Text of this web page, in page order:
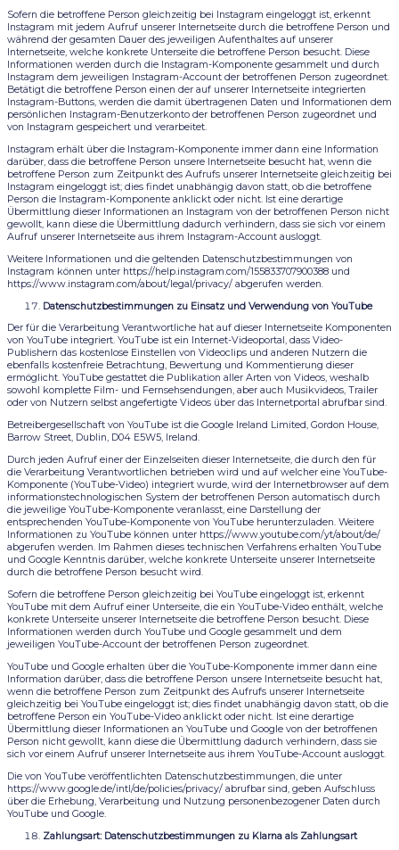
Sofern die betroffene Person gleichzeitig bei Instagram eingeloggt ist, erkennt
Instagram mit jedem Aufruf unserer Internetseite durch die betroffene Person und
während der gesamten Dauer des jeweiligen Aufenthaltes auf unserer
Internetseite, welche konkrete Unterseite die betroffene Person besucht. Diese
Informationen werden durch die Instagram-Komponente gesammelt und durch
Instagram dem jeweiligen Instagram-Account der betroffenen Person zugeordnet.
Betätigt die betroffene Person einen der auf unserer Internetseite integrierten
Instagram-Buttons, werden die damit übertragenen Daten und Informationen dem
persönlichen Instagram-Benutzerkonto der betroffenen Person zugeordnet und
von Instagram gespeichert und verarbeitet.
Instagram erhält über die Instagram-Komponente immer dann eine Information
darüber, dass die betroffene Person unsere Internetseite besucht hat, wenn die
betroffene Person zum Zeitpunkt des Aufrufs unserer Internetseite gleichzeitig bei
Instagram eingeloggt ist; dies findet unabhängig davon statt, ob die betroffene
Person die Instagram-Komponente anklickt oder nicht. Ist eine derartige
Übermittlung dieser Informationen an Instagram von der betroffenen Person nicht
gewollt, kann diese die Übermittlung dadurch verhindern, dass sie sich vor einem
Aufruf unserer Internetseite aus ihrem Instagram-Account ausloggt.
Weitere Informationen und die geltenden Datenschutzbestimmungen von
Instagram können unter https://help.instagram.com/155833707900388 und
https://www.instagram.com/about/legal/privacy/ abgerufen werden.
Datenschutzbestimmungen zu Einsatz und Verwendung von YouTube
Der für die Verarbeitung Verantwortliche hat auf dieser Internetseite Komponenten
von YouTube integriert. YouTube ist ein Internet-Videoportal, dass Video-
Publishern das kostenlose Einstellen von Videoclips und anderen Nutzern die
ebenfalls kostenfreie Betrachtung, Bewertung und Kommentierung dieser
ermöglicht. YouTube gestattet die Publikation aller Arten von Videos, weshalb
sowohl komplette Film- und Fernsehsendungen, aber auch Musikvideos, Trailer
oder von Nutzern selbst angefertigte Videos über das Internetportal abrufbar sind.
Betreibergesellschaft von YouTube ist die Google Ireland Limited, Gordon House,
Barrow Street, Dublin, D04 E5W5, Ireland.
Durch jeden Aufruf einer der Einzelseiten dieser Internetseite, die durch den für
die Verarbeitung Verantwortlichen betrieben wird und auf welcher eine YouTube-
Komponente (YouTube-Video) integriert wurde, wird der Internetbrowser auf dem
informationstechnologischen System der betroffenen Person automatisch durch
die jeweilige YouTube-Komponente veranlasst, eine Darstellung der
entsprechenden YouTube-Komponente von YouTube herunterzuladen. Weitere
Informationen zu YouTube können unter https://www.youtube.com/yt/about/de/
abgerufen werden. Im Rahmen dieses technischen Verfahrens erhalten YouTube
und Google Kenntnis darüber, welche konkrete Unterseite unserer Internetseite
durch die betroffene Person besucht wird.
Sofern die betroffene Person gleichzeitig bei YouTube eingeloggt ist, erkennt
YouTube mit dem Aufruf einer Unterseite, die ein YouTube-Video enthält, welche
konkrete Unterseite unserer Internetseite die betroffene Person besucht. Diese
Informationen werden durch YouTube und Google gesammelt und dem
jeweiligen YouTube-Account der betroffenen Person zugeordnet.
YouTube und Google erhalten über die YouTube-Komponente immer dann eine
Information darüber, dass die betroffene Person unsere Internetseite besucht hat,
wenn die betroffene Person zum Zeitpunkt des Aufrufs unserer Internetseite
gleichzeitig bei YouTube eingeloggt ist; dies findet unabhängig davon statt, ob die
betroffene Person ein YouTube-Video anklickt oder nicht. Ist eine derartige
Übermittlung dieser Informationen an YouTube und Google von der betroffenen
Person nicht gewollt, kann diese die Übermittlung dadurch verhindern, dass sie
sich vor einem Aufruf unserer Internetseite aus ihrem YouTube-Account ausloggt.
Die von YouTube veröffentlichten Datenschutzbestimmungen, die unter
https://www.google.de/intl/de/policies/privacy/ abrufbar sind, geben Aufschluss
über die Erhebung, Verarbeitung und Nutzung personenbezogener Daten durch
YouTube und Google.
Zahlungsart: Datenschutzbestimmungen zu Klarna als Zahlungsart